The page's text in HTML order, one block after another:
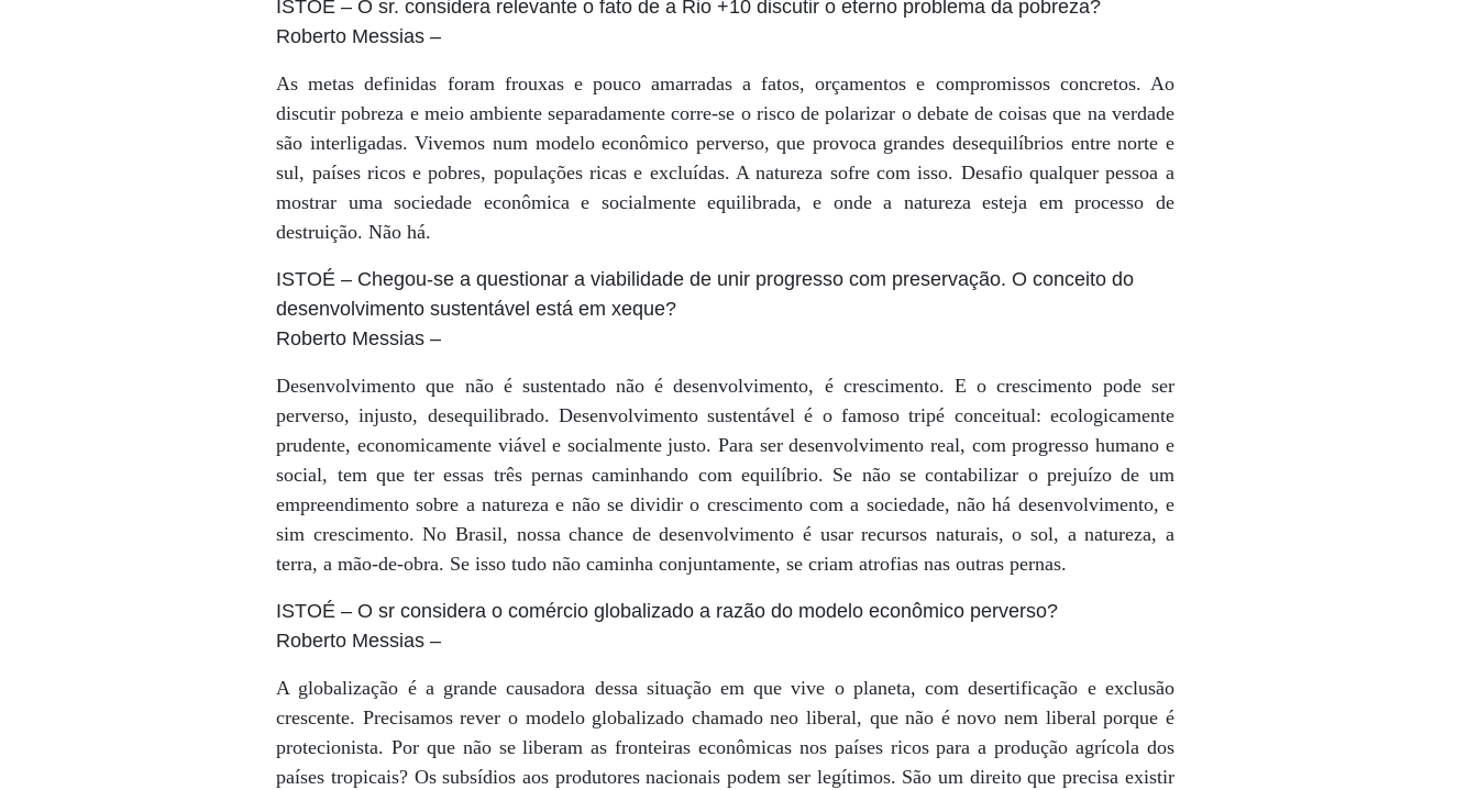
ISTOÉ – O sr. considera relevante o fato de a Rio +10 discutir o eterno problema da pobreza?
Roberto Messias –
As metas definidas foram frouxas e pouco amarradas a fatos, orçamentos e compromissos concretos. Ao
discutir pobreza e meio ambiente separadamente corre-se o risco de polarizar o debate de coisas que na verdade
são interligadas. Vivemos num modelo econômico perverso, que provoca grandes desequilíbrios entre norte e
sul, países ricos e pobres, populações ricas e excluídas. A natureza sofre com isso. Desafio qualquer pessoa a
mostrar uma sociedade econômica e socialmente equilibrada, e onde a natureza esteja em processo de
destruição. Não há.
ISTOÉ – Chegou-se a questionar a viabilidade de unir progresso com preservação. O conceito do
desenvolvimento sustentável está em xeque?
Roberto Messias –
Desenvolvimento que não é sustentado não é desenvolvimento, é crescimento. E o crescimento pode ser
perverso, injusto, desequilibrado. Desenvolvimento sustentável é o famoso tripé conceitual: ecologicamente
prudente, economicamente viável e socialmente justo. Para ser desenvolvimento real, com progresso humano e
social, tem que ter essas três pernas caminhando com equilíbrio. Se não se contabilizar o prejuízo de um
empreendimento sobre a natureza e não se dividir o crescimento com a sociedade, não há desenvolvimento, e
sim crescimento. No Brasil, nossa chance de desenvolvimento é usar recursos naturais, o sol, a natureza, a
terra, a mão-de-obra. Se isso tudo não caminha conjuntamente, se criam atrofias nas outras pernas.
ISTOÉ – O sr considera o comércio globalizado a razão do modelo econômico perverso?
Roberto Messias –
A globalização é a grande causadora dessa situação em que vive o planeta, com desertificação e exclusão
crescente. Precisamos rever o modelo globalizado chamado neo liberal, que não é novo nem liberal porque é
protecionista. Por que não se liberam as fronteiras econômicas nos países ricos para a produção agrícola dos
países tropicais? Os subsídios aos produtores nacionais podem ser legítimos. São um direito que precisa existir